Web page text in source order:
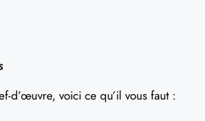
d’œuvre, voici ce qu’il vous faut :